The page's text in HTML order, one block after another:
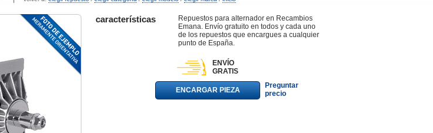
características
Repuestos para alternador en Recambios
Emana. Envío gratuito en todos y cada uno
de los repuestos que encargues a cualquier
punto de España.
ENVÍO
GRATIS
ENCARGAR PIEZA
Preguntar
precio